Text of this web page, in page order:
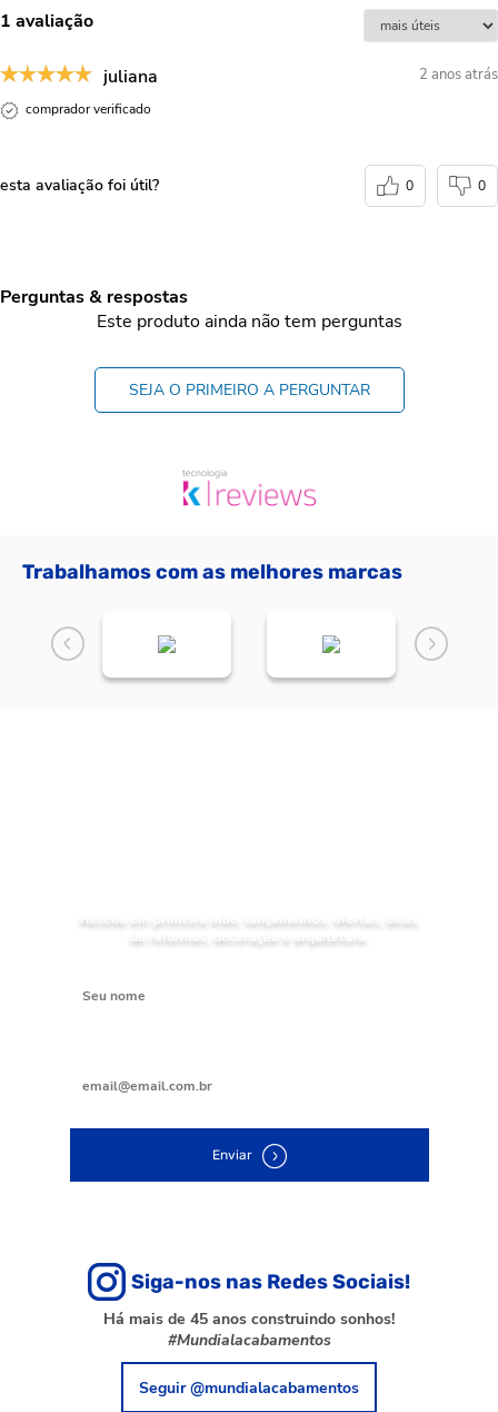
1 avaliação
juliana 2 anos atrás
comprador verificado
esta avaliação foi útil? 0 0
Perguntas & respostas
Este produto ainda não tem perguntas
SEJA O PRIMEIRO A PERGUNTAR
Trabalhamos com as melhores marcas
Receba em primeira mão, lançamentos, ofertas, dicas
de reformas, decoração e arquitetura.
Enviar
Siga-nos nas Redes Sociais!
Há mais de 45 anos construindo sonhos!
#Mundialacabamentos
Seguir @mundialacabamentos